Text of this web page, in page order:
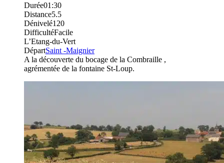
Durée01:30
Distance5.5
Dénivelé120
DifficultéFacile
L’Etang-du-Vert
DépartSaint -Maignier
A la découverte du bocage de la Combraille ,
agrémentée de la fontaine St-Loup.